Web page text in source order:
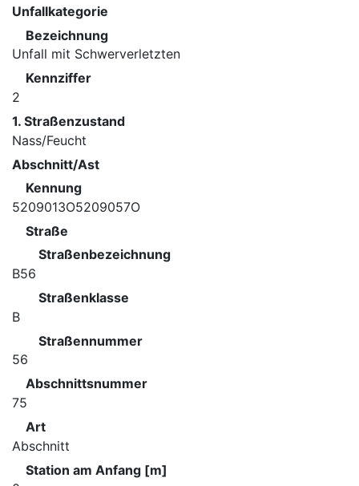
Unfallkategorie
Bezeichnung
Unfall mit Schwerverletzten
Kennziffer
2
1. Straßenzustand
Nass/Feucht
Abschnitt/Ast
Kennung
5209013O5209057O
Straße
Straßenbezeichnung
B56
Straßenklasse
B
Straßennummer
56
Abschnittsnummer
75
Art
Abschnitt
Station am Anfang [m]